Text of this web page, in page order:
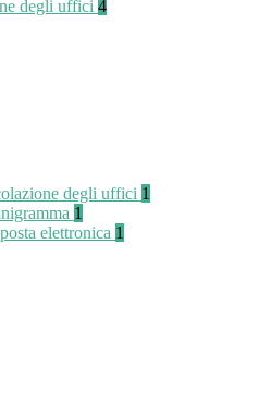
degli uffici 4
degli uffici 1
1
elettronica 1